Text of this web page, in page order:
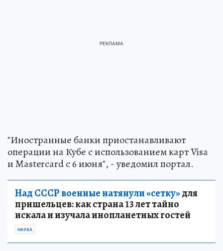
"Иностранные банки приостанавливают
операции на Кубе с использованием карт Visa
и Mastercard с 6 июня", - уведомил портал.
Над СССР военные натянули «сетку»для
пришельцев: как страна 13 лет тайно
искала и изучала инопланетных гостей
НАУКА